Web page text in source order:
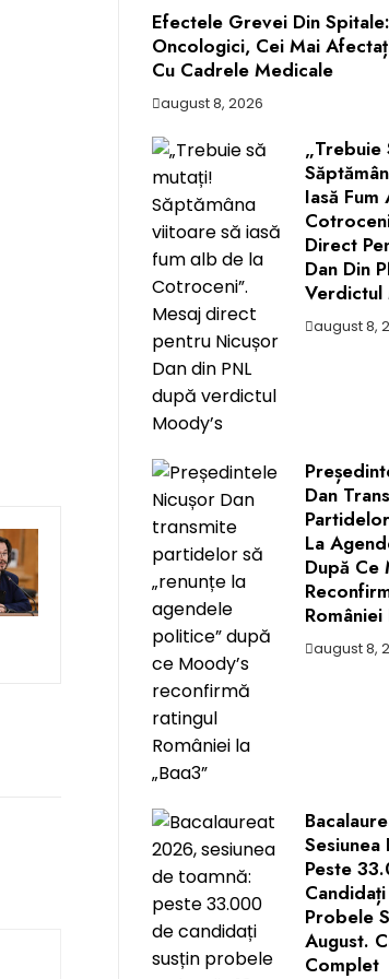
Efectele Grevei Din
Oncologici, Cei Mai
Cu Cadrele Medicale
august 8, 2026
„Trebuie
Iasă Fum
Direct
Dan Din
Verdictul
august 8,
Dan
La
După Ce
României
august 8,
Sesiunea
Peste
Probele
August.
Complet